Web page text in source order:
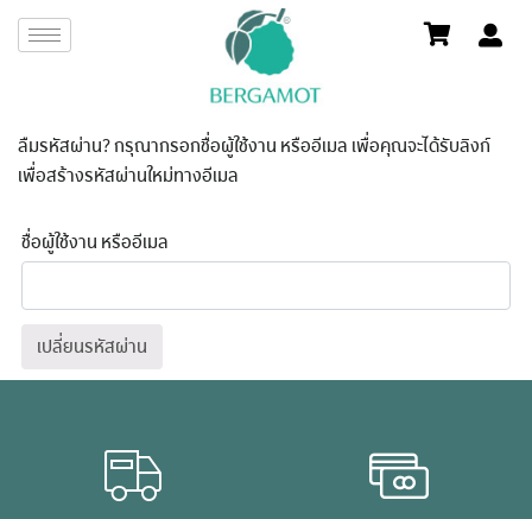
ลืมรหัสผ่าน? กรุณากรอกชื่อผู้ใช้งาน หรืออีเมล เพื่อคุณจะได้รับลิงก์
เพื่อสร้างรหัสผ่านใหม่ทางอีเมล
ชื่อผู้ใช้งาน หรืออีเมล
เปลี่ยนรหัสผ่าน